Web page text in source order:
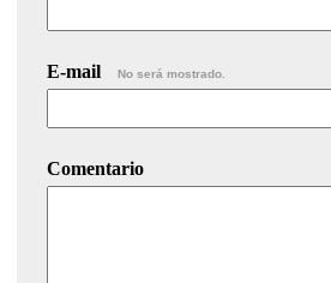
E-mail No será mostrado.
Comentario